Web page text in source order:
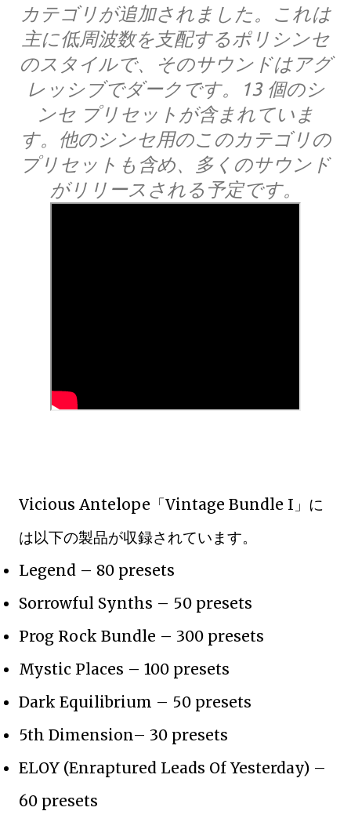
カテゴリが追加されました。これは
主に低周波数を支配するポリシンセ
のスタイルで、そのサウンドはアグ
レッシブでダークです。13 個のシ
ンセ プリセットが含まれていま
す。他のシンセ用のこのカテゴリの
プリセットも含め、多くのサウンド
がリリースされる予定です。
Vicious Antelope「Vintage Bundle I」に
は以下の製品が収録されています。
Legend – 80 presets
Sorrowful Synths – 50 presets
Prog Rock Bundle – 300 presets
Mystic Places – 100 presets
Dark Equilibrium – 50 presets
5th Dimension– 30 presets
ELOY (Enraptured Leads Of Yesterday) –
60 presets